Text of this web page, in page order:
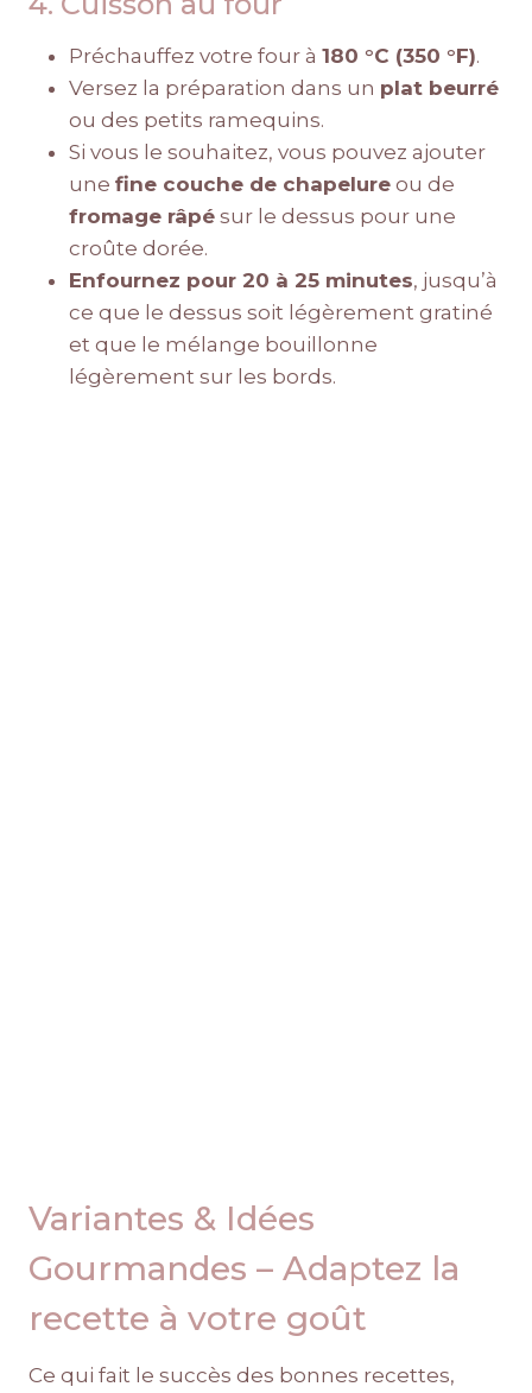
Préchauffez votre four à 180 °C (350 °F).
Versez la préparation dans un plat beurré
ou des petits ramequins.
Si vous le souhaitez, vous pouvez ajouter
une fine couche de chapelure ou de
fromage râpé sur le dessus pour une
croûte dorée.
Enfournez pour 20 à 25 minutes, jusqu’à
ce que le dessus soit légèrement gratiné
et que le mélange bouillonne
légèrement sur les bords.
Variantes & Idées
Gourmandes – Adaptez la
recette à votre goût
Ce qui fait le succès des bonnes recettes,